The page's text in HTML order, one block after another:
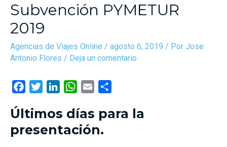
Subvención PYMETUR
2019
Agencias de Viajes Online / agosto 6, 2019 / Por Jose
Antonio Flores / Deja un comentario
c
e
i
t
n
k
W
a
t
i
m
Últimos días para la
presentación.